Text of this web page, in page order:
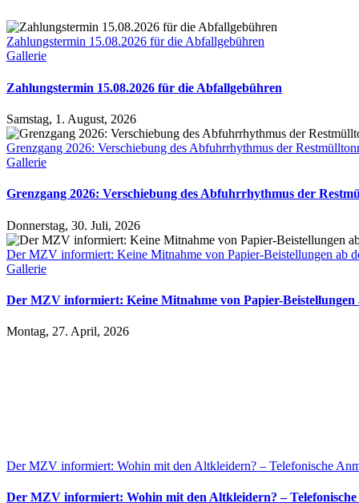
Zahlungstermin 15.08.2026 für die Abfallgebühren
Gallerie
Zahlungstermin 15.08.2026 für die Abfallgebühren
Samstag, 1. August, 2026
Grenzgang 2026: Verschiebung des Abfuhrrhythmus der
Gallerie
Grenzgang 2026: Verschiebung des Abfuhrrhythmus der
Donnerstag, 30. Juli, 2026
Der MZV informiert: Keine Mitnahme von Papier-Beistellungen ab
Gallerie
Der MZV informiert: Keine Mitnahme von Papier-Beistellungen
Montag, 27. April, 2026
Der MZV informiert: Wohin mit den Altkleidern? – Telefonische
Der MZV informiert: Wohin mit den Altkleidern? –